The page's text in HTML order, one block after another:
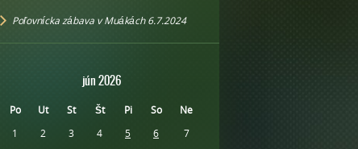
Poľovnícka zábava v Muákách 6.7.2024
jún 2026
Po Ut St Št Pi So
Ne
1
2 3 4 5 6
7